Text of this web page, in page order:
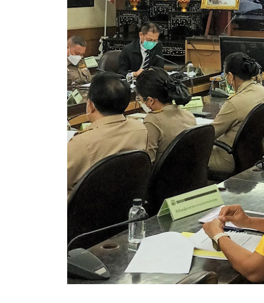
สรุปผลการดำเนินงานจัดซื้อจัดจ้างในรอบเดือน (สข
ประกาศผู้ชนะการเสนอราคา
ประกาศราคากลาง
ประกาศเชิญชวนประกวดราคา (e-bidding)
ยกเลิกประกาศเชิญชวน
ยกเลิกประกาศผู้ชนะ
เปลี่ยนแปลงประกาศผู้ชนะ
เปลี่ยนแปลงประกาศเชิญชวน
ประกาศขายทอดตลาดทรัพย์สินประจำปี